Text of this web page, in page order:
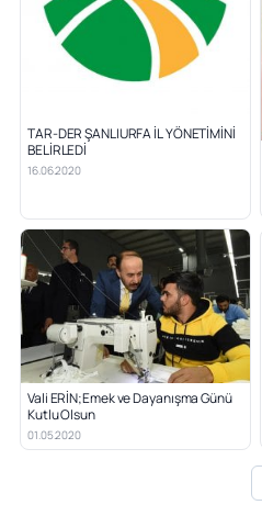
TAR-DER ŞANLIURFA İL YÖNETİMİNİ
BELİRLEDİ
16.06.2020
Vali ERİN;Emek ve Dayanışma Günü
Kutlu Olsun
01.05.2020